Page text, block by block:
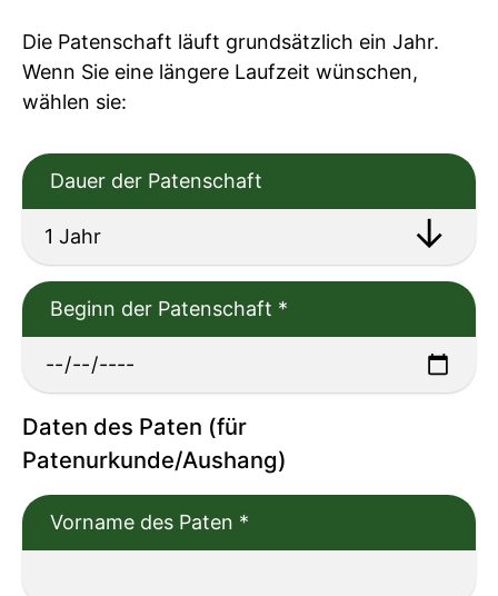
Die Patenschaft läuft grundsätzlich ein Jahr.
Wenn Sie eine längere Laufzeit wünschen,
wählen sie:
Dauer der Patenschaft
Beginn der Patenschaft *
Daten des Paten (für
Patenurkunde/Aushang)
Vorname des Paten *